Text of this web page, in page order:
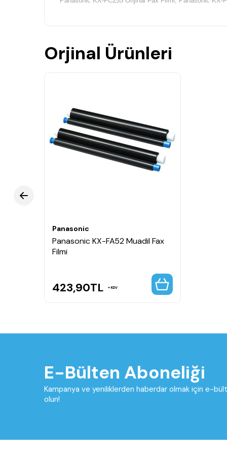
Orjinal Ürünleri
Panasonic
Panasonic KX-FA52 Muadil Fax
Filmi
423,90TL KDV
E-Bülten Aboneliği
Kampanya ve yeniliklerden haberdar olmak için e-
olun!